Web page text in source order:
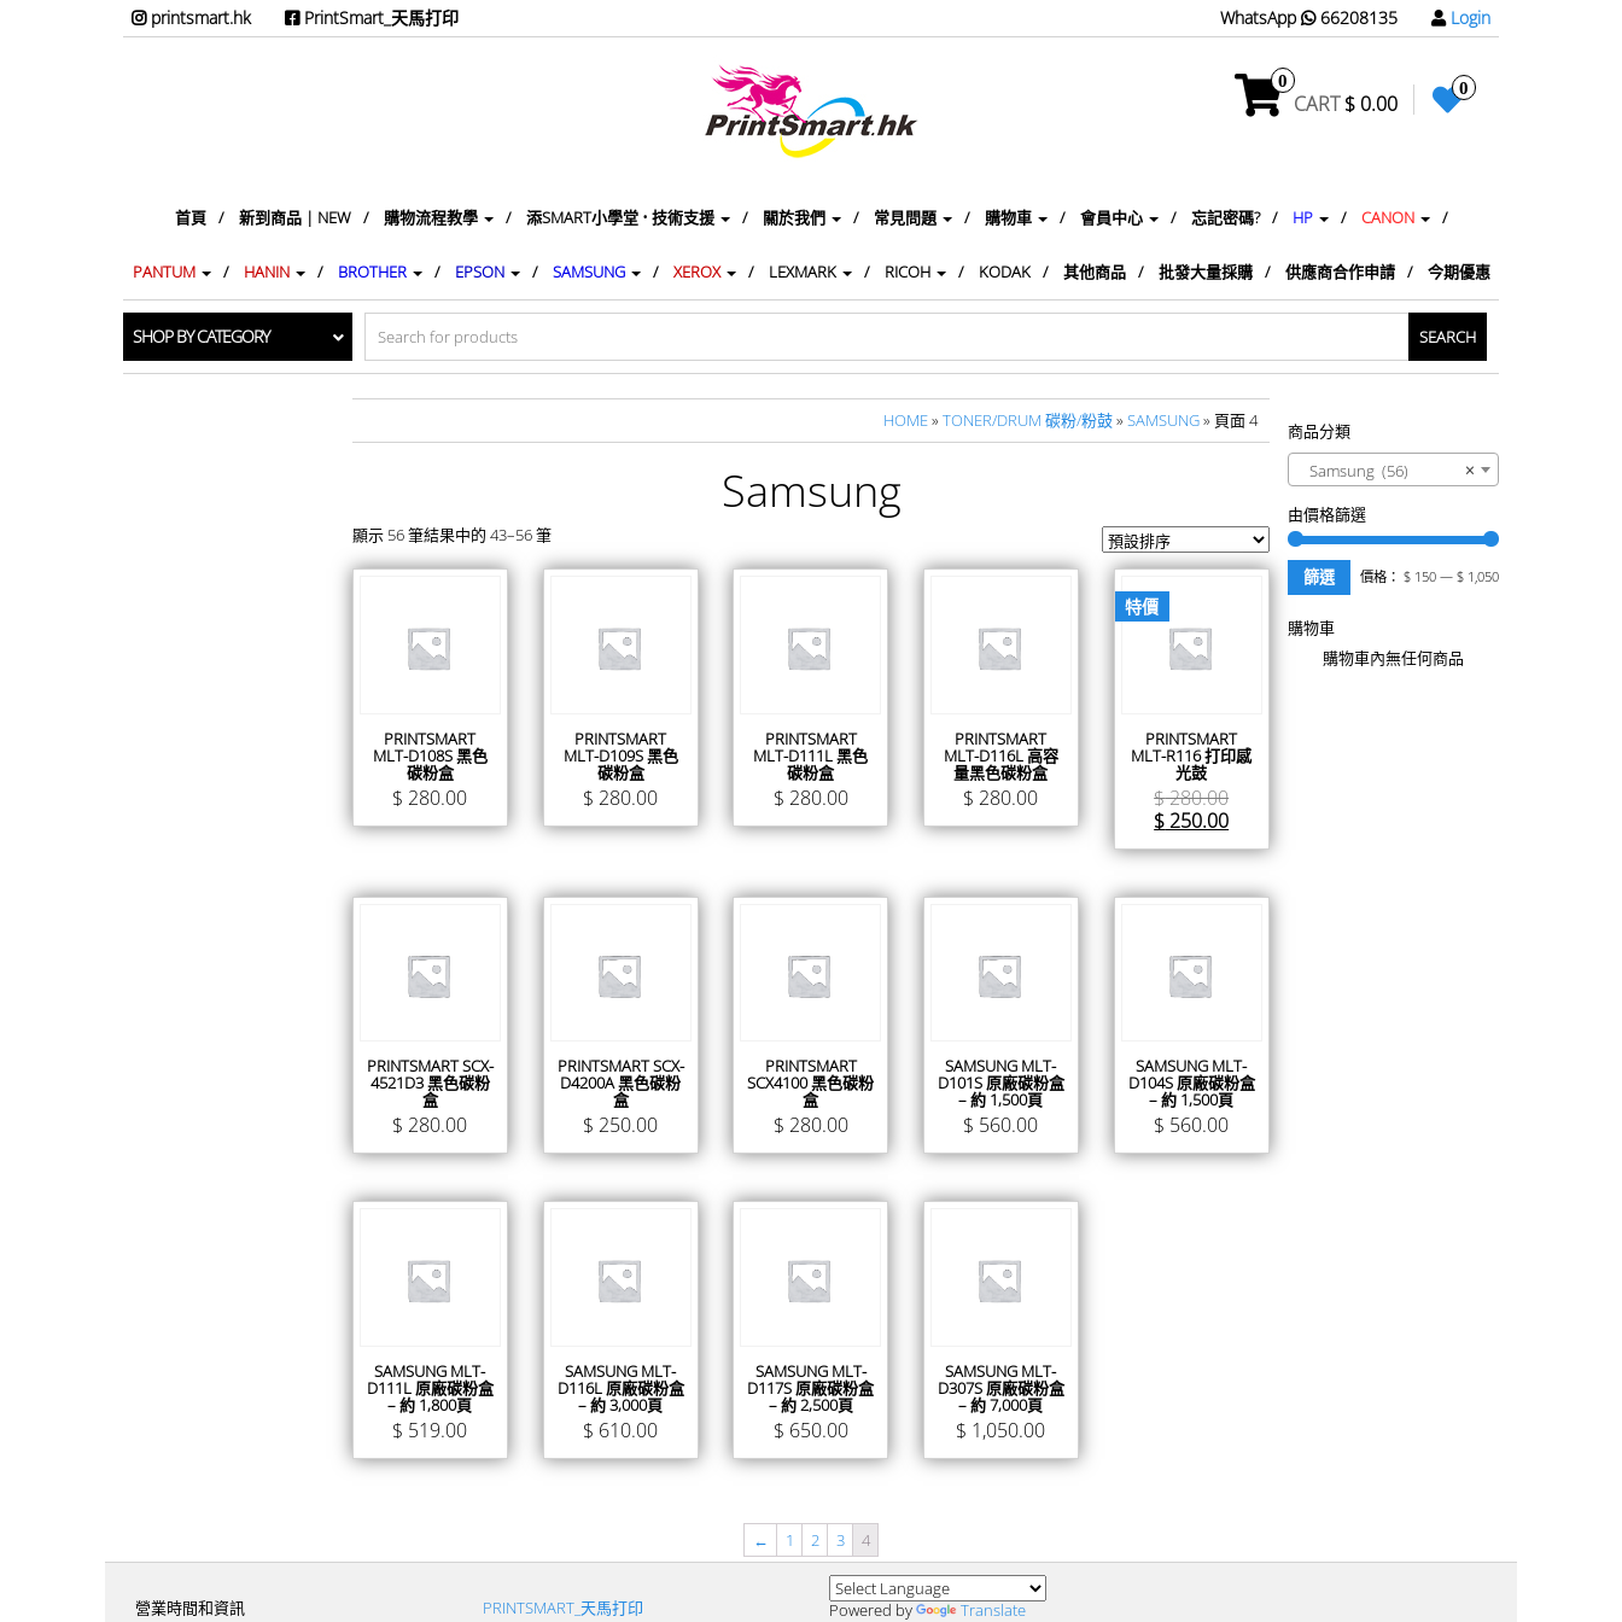
printsmart.hk PrintSmart_天馬打印 WhatsApp 66208135 Login
0
CART $ 0.00
0
首頁 新到商品 | NEW 購物流程教學 添SMART小學堂 • 技術支援 關於我們 常見問題 購物車 會員中心 忘記密碼? HP CANON
PANTUM HANIN BROTHER EPSON SAMSUNG XEROX LEXMARK RICOH KODAK 其他商品 批發大量採購 供應商合作申請 今期優惠
SHOP BY CATEGORY
Search
for:
HOME»TONER/DRUM 碳粉/粉鼓»SAMSUNG» 頁面 4
Samsung
顯示 56 筆結果中的 43–56 筆
PRINTSMART
MLT-D108S 黑色
碳粉盒
$ 280.00
PRINTSMART
MLT-D109S 黑色
碳粉盒
$ 280.00
PRINTSMART
MLT-D111L 黑色
碳粉盒
$ 280.00
PRINTSMART
MLT-D116L 高容
量黑色碳粉盒
$ 280.00
特價
PRINTSMART
MLT-R116 打印感
光鼓
$280.00
$250.00
PRINTSMART SCX-
4521D3 黑色碳粉
盒
$ 280.00
PRINTSMART SCX-
D4200A 黑色碳粉
盒
$ 250.00
PRINTSMART
SCX4100 黑色碳粉
盒
$ 280.00
SAMSUNG MLT-
D101S 原廠碳粉盒
– 約 1,500頁
$ 560.00
SAMSUNG MLT-
D104S 原廠碳粉盒
– 約 1,500頁
$ 560.00
SAMSUNG MLT-
D111L 原廠碳粉盒
– 約 1,800頁
$ 519.00
SAMSUNG MLT-
D116L 原廠碳粉盒
– 約 3,000頁
$ 610.00
SAMSUNG MLT-
D117S 原廠碳粉盒
– 約 2,500頁
$ 650.00
SAMSUNG MLT-
D307S 原廠碳粉盒
– 約 7,000頁
$ 1,050.00
← 1 2 3 4
商品分類
×
Samsung (56)
由價格篩選
篩選 價格： $ 150 — $ 1,050
購物車
購物車內無任何商品
營業時間和資訊 PRINTSMART_天馬打印 Powered by Translate